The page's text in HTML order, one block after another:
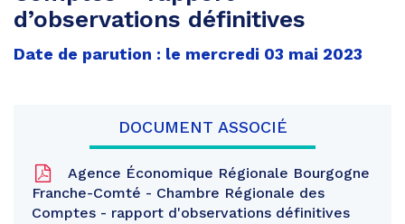
d’observations définitives
Date de parution : le mercredi 03 mai 2023
DOCUMENT ASSOCIÉ
Agence Économique Régionale Bourgogne
Franche-Comté - Chambre Régionale des
Comptes - rapport d'observations définitives